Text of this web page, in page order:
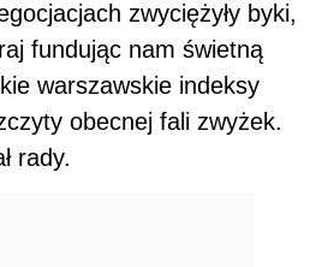
zwyciężyły byki,
fundując nam świetną
warszawskie indeksy
obecnej fali zwyżek.
rady.